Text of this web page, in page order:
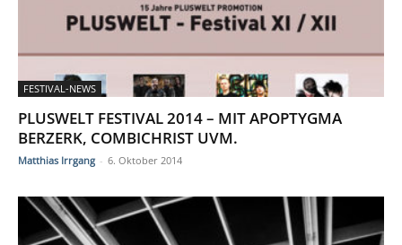
FESTIVAL-NEWS
PLUSWELT FESTIVAL 2014 – MIT APOPTYGMA
BERZERK, COMBICHRIST UVM.
Matthias Irrgang - 6. Oktober 2014